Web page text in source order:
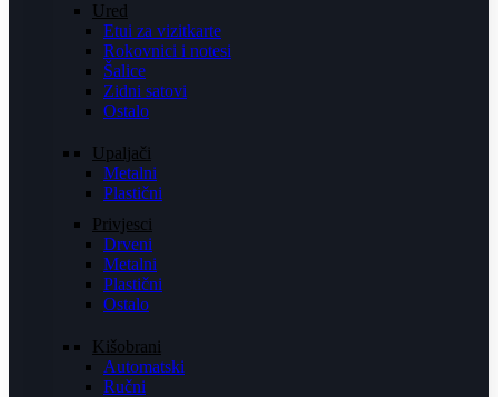
Ured
Etui za vizitkarte
Rokovnici i notesi
Šalice
Zidni satovi
Ostalo
Upaljači
Metalni
Plastični
Privjesci
Drveni
Metalni
Plastični
Ostalo
Kišobrani
Automatski
Ručni